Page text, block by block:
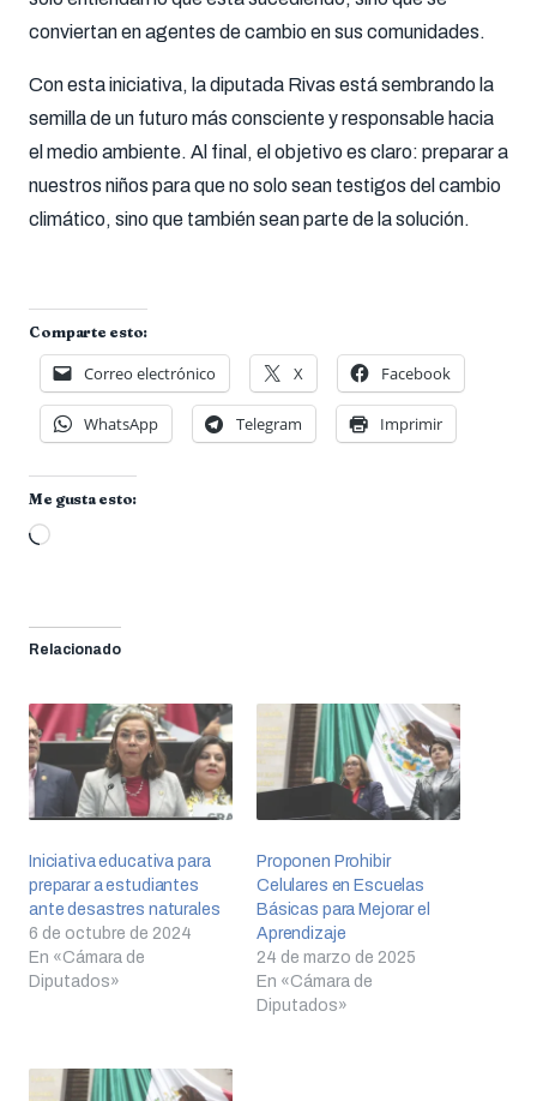
conviertan en agentes de cambio en sus comunidades.
Con esta iniciativa, la diputada Rivas está sembrando la
semilla de un futuro más consciente y responsable hacia
el medio ambiente. Al final, el objetivo es claro: preparar a
nuestros niños para que no solo sean testigos del cambio
climático, sino que también sean parte de la solución.
Comparte esto:
Correo electrónico X Facebook
WhatsApp Telegram Imprimir
Me gusta esto:
Cargando...
Relacionado
Iniciativa educativa para
preparar a estudiantes
ante desastres naturales
6 de octubre de 2024
En «Cámara de
Diputados»
Proponen Prohibir
Celulares en Escuelas
Básicas para Mejorar el
Aprendizaje
24 de marzo de 2025
En «Cámara de
Diputados»